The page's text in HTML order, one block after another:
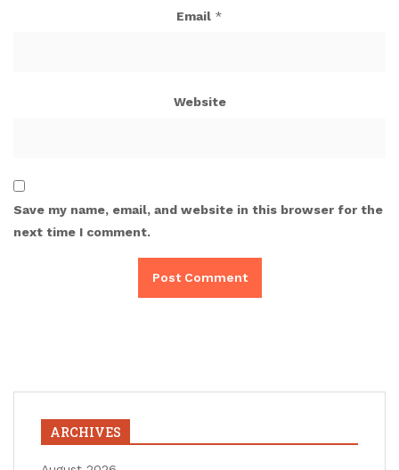
Email *
Website
Save my name, email, and website in this browser for the
next time I comment.
ARCHIVES